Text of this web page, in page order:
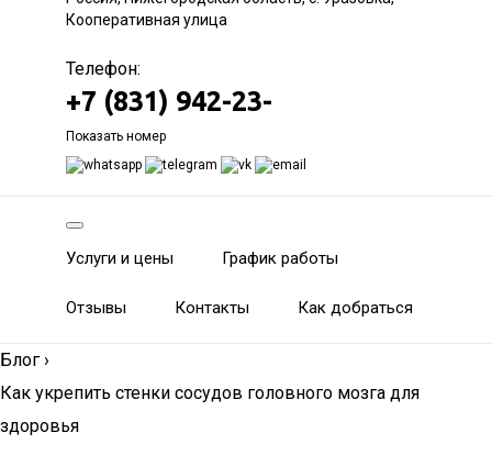
Кооперативная улица
Телефон:
+7 (831) 942-23-
Показать номер
Услуги и цены График работы
Отзывы Контакты Как добраться
Блог ›
Как укрепить стенки сосудов головного мозга для
здоровья